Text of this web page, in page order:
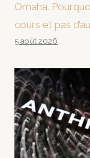
Omaha.
cours et pas
5 août 2026